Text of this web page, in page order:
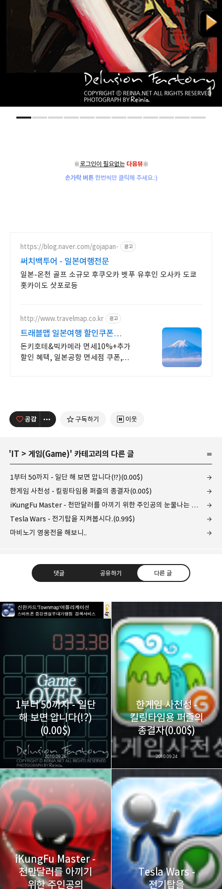
※로그인이 필요없는 다음뷰※
손가락 버튼한번씩만 클릭해 주세요.:)
https://blog.naver.com/gojapan- 광고
써치백투어 - 일본여행전문
일본-온천 골프 소규모 후쿠오카 벳푸 유후인 오사카 도쿄
홋카이도 삿포로등
http://www.travelmap.co.kr 광고
트래블맵 일본여행 할인쿠폰
일본여행 필수 쿠폰 다운가능
돈키호테&빅카메라 면세10%+추가
할인 혜택, 일본공항 면세점 쿠폰,
공감 구독하기 이웃
' IT > 게임(Game)' 카테고리의 다른 글
1부터 50까지 - 일단 해 보면 압니다(!?)(0.00$)
한게임 사천성 - 킬링타임용 퍼즐의 종결자(0.00$)
iKungFu Master - 천만달러를 아끼기 위한 주인공의 눈물나는 노력!
Tesla Wars - 전기탑을 지켜봅시다.(0.99$)
마비노기 영웅전을 해보니..
댓글 공유하기 다른 글
다방면의 깊은 관심과 얕은 이해도를 갖춘 보편적
비주류이자 진화하는 영원한 주변인.
구독하기
구독하기 카카오톡 라인
카카오스토리 밴드 네이버 블로그
1부터 50까지 - 일단
해 보면 압니다(!?)
(0.00$)
2010.09.26
한게임 사천성 -
킬링타임용 퍼즐의
종결자(0.00$)
2010.09.24
iKungFu Master -
천만달러를 아끼기
위한 주인공의
Tesla Wars -
전기탑을